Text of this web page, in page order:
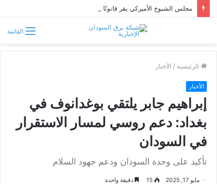
القائمة
الرئيسية / الأخبار
الأخبار
إبراهيم جابر يلتقي بوغدانوف في
بغداد: دعم روسي لمسار الاستقرار
في السودان
تأكيد على وحدة السودان ودعم جهود السلام
مايو 17, 2025 15 دقيقة واحدة